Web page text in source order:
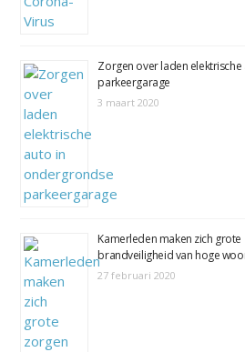
Zorgen over laden
parkeergarage
3 maart 2020
Kamerleden maken zich
brandveiligheid van hoge
27 februari 2020